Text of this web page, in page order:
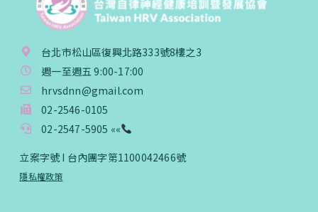
台北市松山區復興北路333號8樓之3
週一至週五 9:00-17:00
hrvsdnn@gmail.com
02-2546-0105
02-2547-5905 ««
立案字號 I 台內團字第1100042466號
隱私權政策